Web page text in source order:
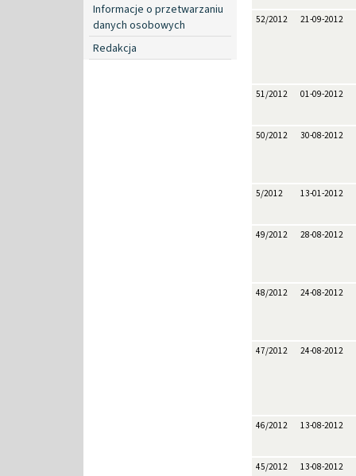
Informacje o przetwarzaniu
danych osobowych
Redakcja
52/2012 21-09-2012
51/2012 01-09-2012
50/2012 30-08-2012
5/2012 13-01-2012
49/2012 28-08-2012
48/2012 24-08-2012
47/2012 24-08-2012
46/2012 13-08-2012
45/2012 13-08-2012